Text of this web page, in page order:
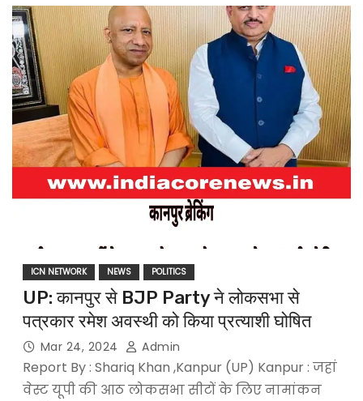
ICN NETWORK NEWS POLITICS
UP: कानपुर से BJP Party ने लोकसभा से
पत्रकार रमेश अवस्थी को किया प्रत्याशी घोषित
Mar 24, 2024 Admin
Report By : Shariq Khan ,Kanpur (UP) Kanpur : जहां
वेस्ट यूपी की आठ लोकसभा सीटों के लिए नामांकन